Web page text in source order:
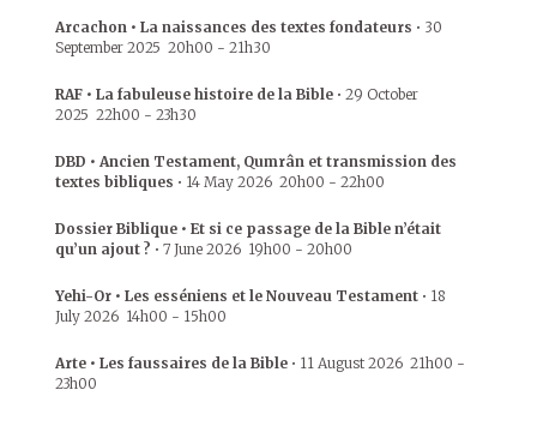
Arcachon • La naissances des textes fondateurs • 30
September 2025 20h00 - 21h30
RAF • La fabuleuse histoire de la Bible • 29 October
2025 22h00 - 23h30
DBD • Ancien Testament, Qumrân et transmission des
textes bibliques • 14 May 2026 20h00 - 22h00
Dossier Biblique • Et si ce passage de la Bible n’était
qu’un ajout ? • 7 June 2026 19h00 - 20h00
Yehi-Or • Les esséniens et le Nouveau Testament • 18
July 2026 14h00 - 15h00
Arte • Les faussaires de la Bible • 11 August 2026 21h00 -
23h00